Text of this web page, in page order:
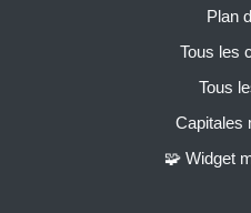
Plan
Tous les
Tous
Capitales
🧩 Widget